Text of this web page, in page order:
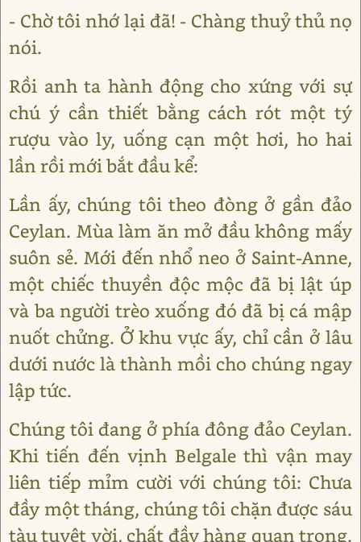
- Chờ tôi nhớ lại đã! - Chàng thuỷ thủ nọ
nói.
Rồi anh ta hành động cho xứng với sự
chú ý cần thiết bằng cách rót một tý
rượu vào ly, uống cạn một hơi, ho hai
lần rồi mới bắt đầu kể:
Lần ấy, chúng tôi theo đòng ở gần đảo
Ceylan. Mùa làm ăn mở đầu không mấy
suôn sẻ. Mới đến nhổ neo ở Saint-Anne,
một chiếc thuyền độc mộc đã bị lật úp
và ba người trèo xuống đó đã bị cá mập
nuốt chửng. Ở khu vực ấy, chỉ cần ở lâu
dưới nước là thành mồi cho chúng ngay
lập tức.
Chúng tôi đang ở phía đông đảo Ceylan.
Khi tiến đến vịnh Belgale thì vận may
liên tiếp mỉm cười với chúng tôi: Chưa
đầy một tháng, chúng tôi chặn được sáu
tàu tuyệt vời, chất đầy hàng quan trọng.